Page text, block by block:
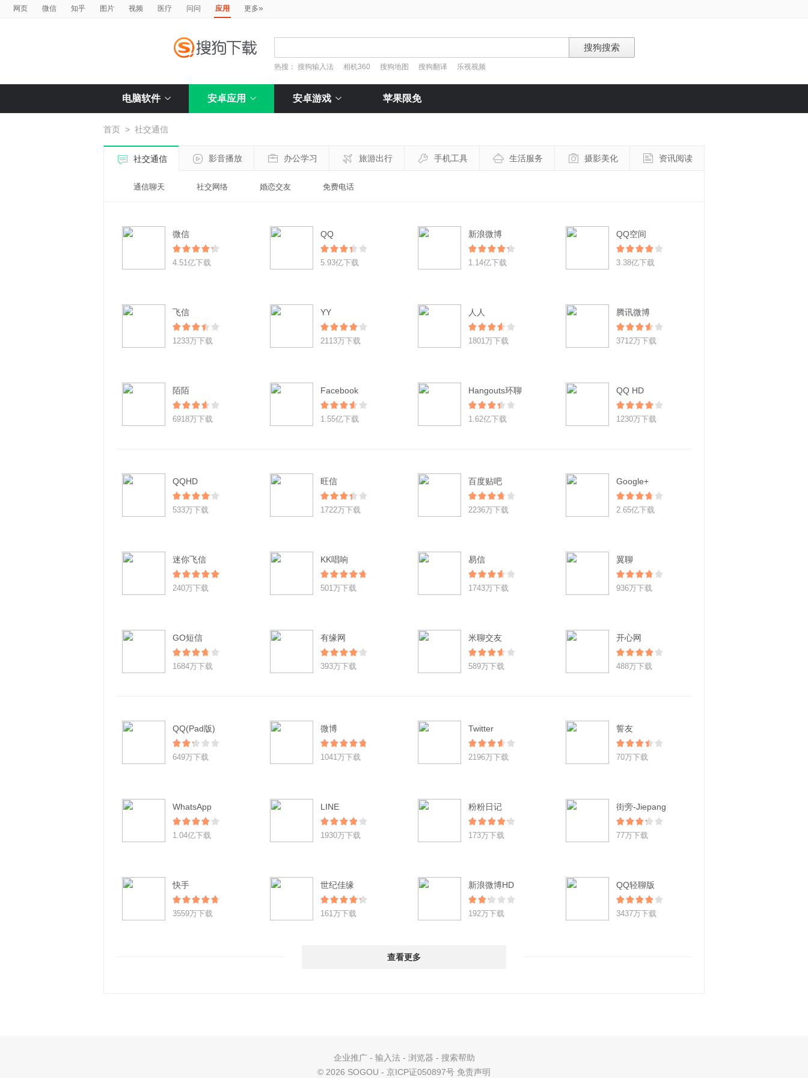
网页 微信 知乎 图片 视频 医疗 问问 应用 更多»
热搜： 搜狗输入法 相机360 搜狗地图 搜狗翻译 乐视视频
电脑软件 安卓应用 安卓游戏 苹果限免
首页 > 社交通信
社交通信 影音播放 办公学习 旅游出行 手机工具 生活服务 摄影美化 资讯阅读
通信聊天 社交网络 婚恋交友 免费电话
微信
4.51亿下载
QQ
5.93亿下载
新浪微博
1.14亿下载
QQ空间
3.38亿下载
飞信
1233万下载
YY
2113万下载
人人
1801万下载
腾讯微博
3712万下载
陌陌
6918万下载
Facebook
1.55亿下载
Hangouts环聊
1.62亿下载
QQ HD
1230万下载
QQHD
533万下载
旺信
1722万下载
百度贴吧
2236万下载
Google+
2.65亿下载
迷你飞信
240万下载
KK唱响
501万下载
易信
1743万下载
翼聊
936万下载
GO短信
1684万下载
有缘网
393万下载
米聊交友
589万下载
开心网
488万下载
QQ(Pad版)
649万下载
微博
1041万下载
Twitter
2196万下载
誓友
70万下载
WhatsApp
1.04亿下载
LINE
1930万下载
粉粉日记
173万下载
街旁-Jiepang
77万下载
快手
3559万下载
世纪佳缘
161万下载
新浪微博HD
192万下载
QQ轻聊版
3437万下载
查看更多
企业推广- 输入法- 浏览器 - 搜索帮助
© 2026 SOGOU - 京ICP证050897号 免责声明